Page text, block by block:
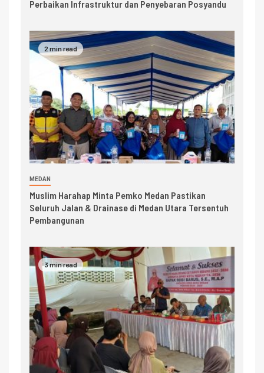
Perbaikan Infrastruktur dan Penyebaran Posyandu
2 min read
MEDAN
Muslim Harahap Minta Pemko Medan Pastikan
Seluruh Jalan & Drainase di Medan Utara Tersentuh
Pembangunan
3 min read